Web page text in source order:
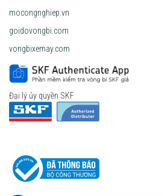
mocongnghiep.vn
goidovongbi.com
vongbixemay.com
Đại lý ủy quyền SKF